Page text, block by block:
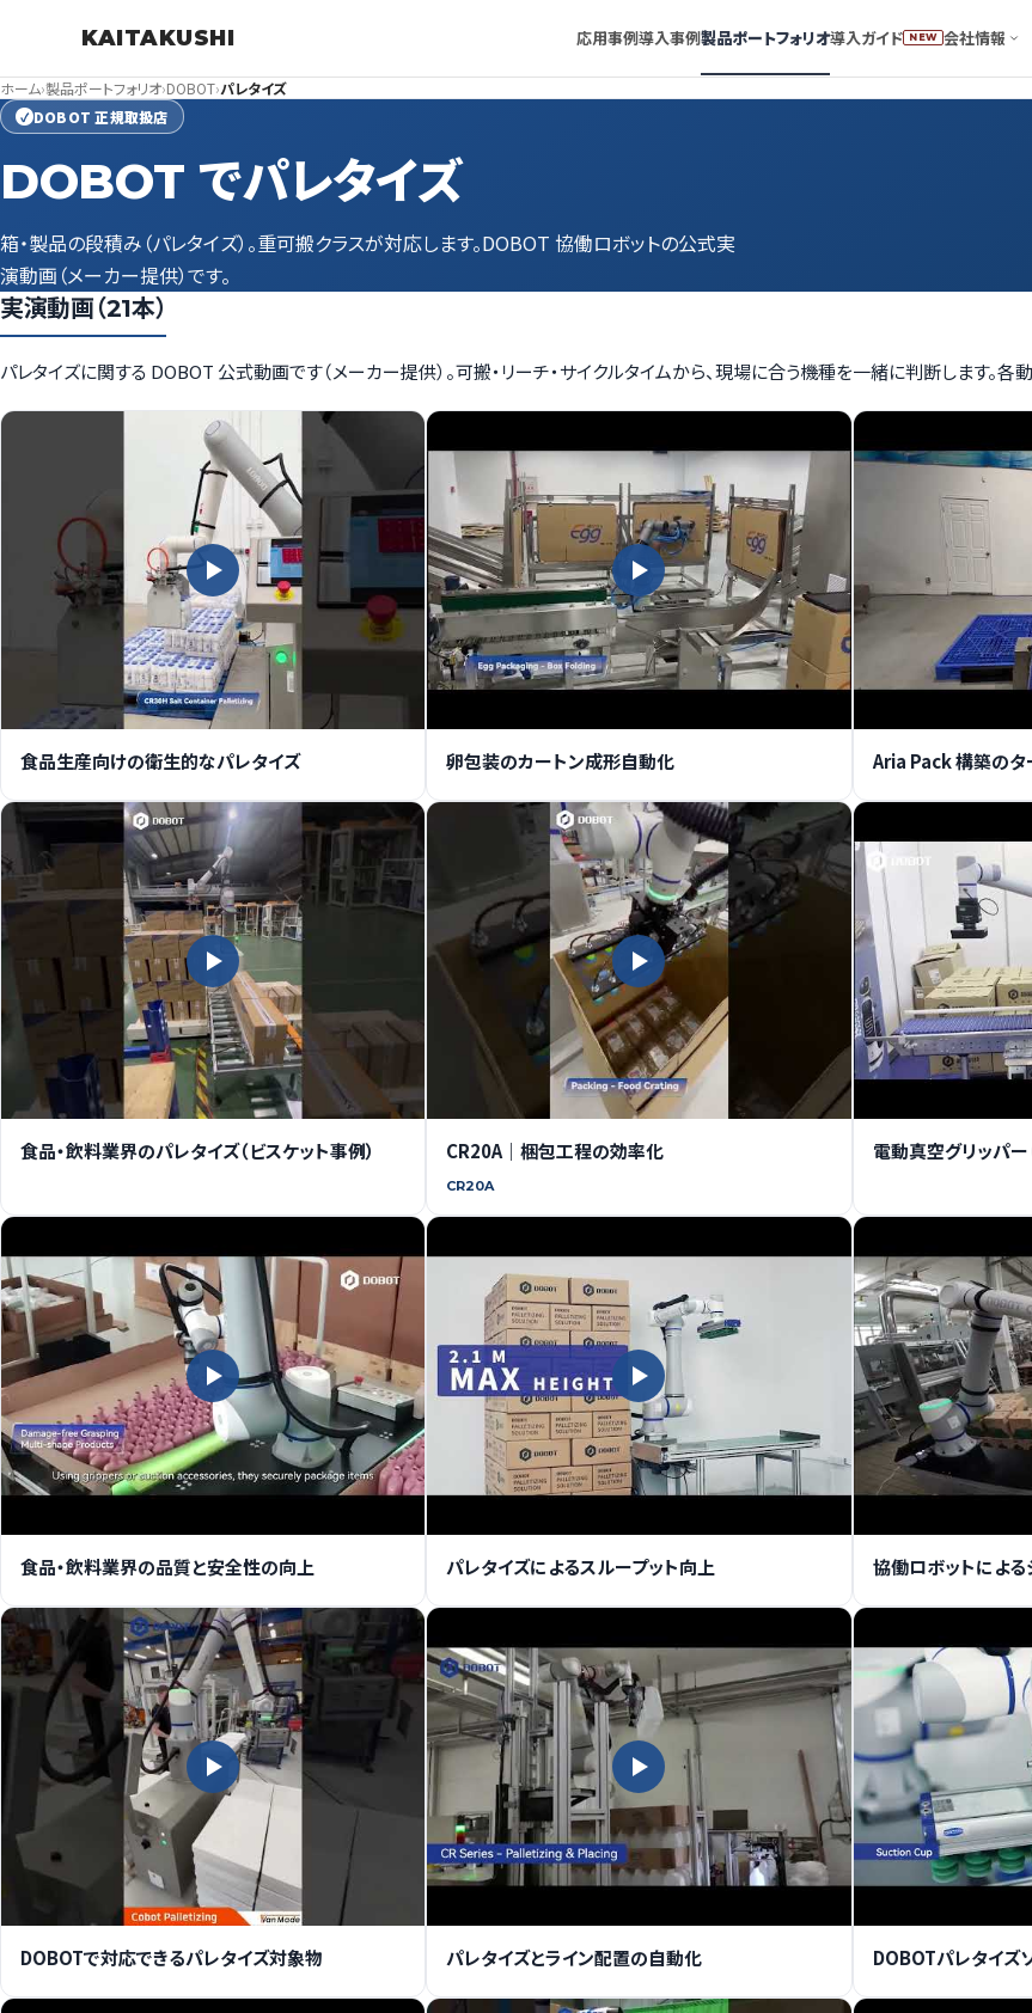
KAITAKUSHI 応用事例導入事例製品ポートフォリオ導入ガイド NEW 会社情報
ホーム›製品ポートフォリオ›DOBOT›パレタイズ
✓ DOBOT 正規取扱店
DOBOT でパレタイズ
箱・製品の段積み（パレタイズ）。重可搬クラスが対応します。DOBOT 協働ロボットの公式実
演動画（メーカー提供）です。
実演動画（21本）
パレタイズに関する DOBOT 公式動画です（メーカー提供）。可搬・リーチ・サイクルタイムから、現場に合う機種を一緒に判断します。各
食品生産向けの衛生的なパレタイズ 卵包装のカートン成形自動化 Aria Pack 構築のタ
食品・飲料業界のパレタイズ（ビスケット事例） CR20A｜梱包工程の効率化
CR20A
電動真空グリッパ
食品・飲料業界の品質と安全性の向上 パレタイズによるスループット向上 協働ロボットによ
DOBOTで対応できるパレタイズ対象物 パレタイズとライン配置の自動化 DOBOTパレタイズ